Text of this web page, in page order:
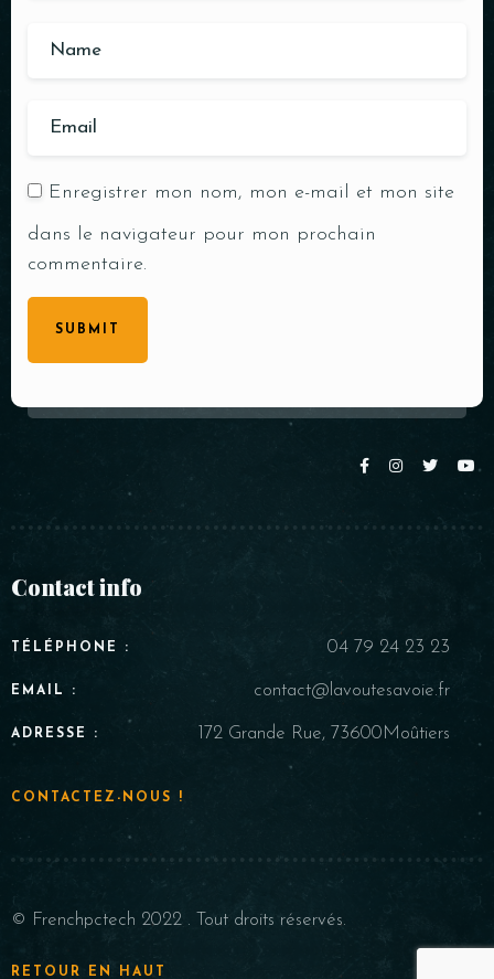
Enregistrer mon nom, mon e-mail et mon site
dans le navigateur pour mon prochain
commentaire.
SUBMIT
Contact info
TÉLÉPHONE : 04 79 24 23 23
EMAIL : contact@lavoutesavoie.fr
ADRESSE : 172 Grande Rue, 73600Moûtiers
CONTACTEZ-NOUS !
© Frenchpctech 2022 . Tout droits réservés.
RETOUR EN HAUT